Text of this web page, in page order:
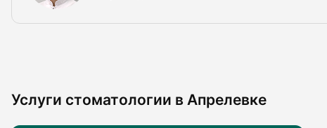
Услуги стоматологии в Апрелевке